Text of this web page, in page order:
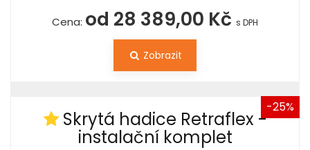
Cena: od 28 389,00 Kč s DPH
Zobrazit
-25%
Skrytá hadice Retraflex -
instalační komplet